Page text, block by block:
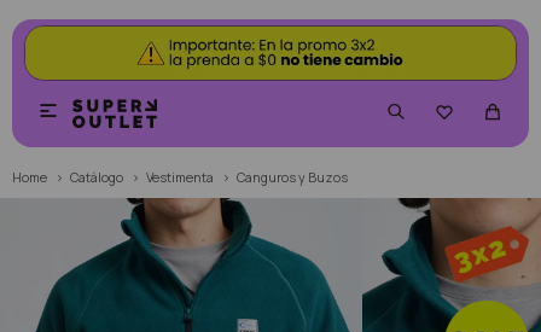


Home Catálogo Vestimenta Canguros y Buzos